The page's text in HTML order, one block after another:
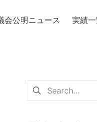
会公明ニュース 実績